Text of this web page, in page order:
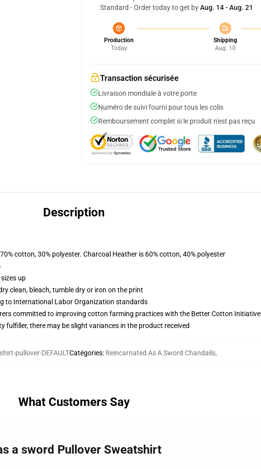
Standard - Order today to get byAug. 14 - Aug. 21
Production
Today
Shipping
Aug. 10
Transaction sécurisée
Livraison mondiale à votre porte
Numéro de suivi fourni pour tous les colis
Remboursement complet si le produit n'est pas reçu
Description
cotton, 30% polyester. Charcoal Heather is 60% cotton, 40% polyester
up
clean, bleach, tumble dry or iron on the print
to International Labor Organization standards
committed to improving cotton farming practices with the Better Cotton Initiative
fulfiller, there may be slight variances in the product received
pullover-DEFAULTCatégories: Reincarnated As A Sword Chandails,
What Customers Say
a sword Pullover Sweatshirt